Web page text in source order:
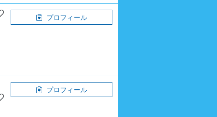
プロフィール
プロフィール